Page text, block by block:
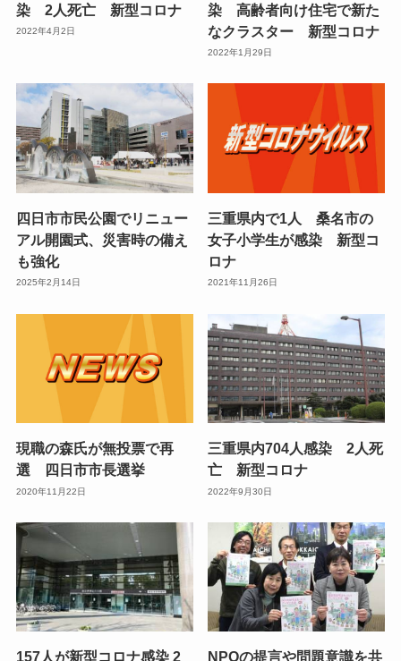
染 2人死亡 新型コロナ
2022年4月2日
染 高齢者向け住宅で新た
なクラスター 新型コロナ
2022年1月29日
四日市市民公園でリニュー
アル開園式、災害時の備え
も強化
2025年2月14日
三重県内で1人 桑名市の
女子小学生が感染 新型コ
ロナ
2021年11月26日
現職の森氏が無投票で再
選 四日市市長選挙
2020年11月22日
三重県内704人感染 2人死
亡 新型コロナ
2022年9月30日
157人が新型コロナ感染 2
NPOの提言や問題意識を共